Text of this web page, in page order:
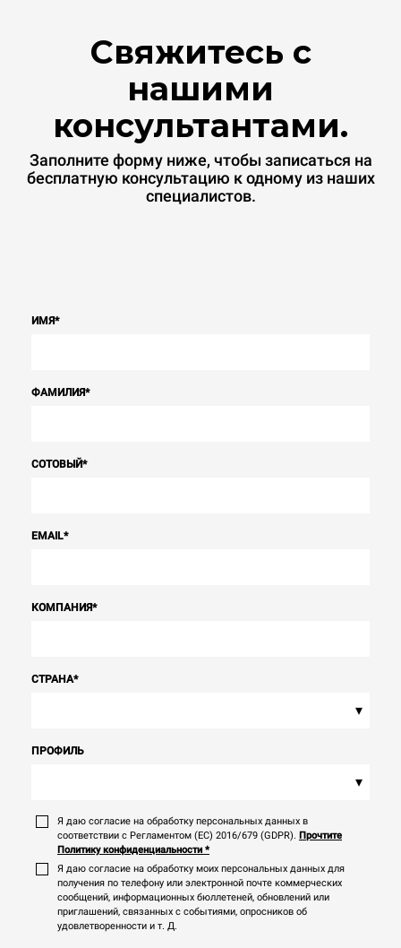
Свяжитесь с
нашими
консультантами.
Заполните форму ниже, чтобы записаться на
бесплатную консультацию к одному из наших
специалистов.
ИМЯ*
ФАМИЛИЯ*
СОТОВЫЙ*
EMAIL*
КОМПАНИЯ*
СТРАНА*
▾
ПРОФИЛЬ
▾
Я даю согласие на обработку персональных данных в
соответствии с Регламентом (ЕС) 2016/679 (GDPR). Прочтите
Политику конфиденциальности *
Я даю согласие на обработку моих персональных данных для
получения по телефону или электронной почте коммерческих
сообщений, информационных бюллетеней, обновлений или
приглашений, связанных с событиями, опросников об
удовлетворенности и т. Д.